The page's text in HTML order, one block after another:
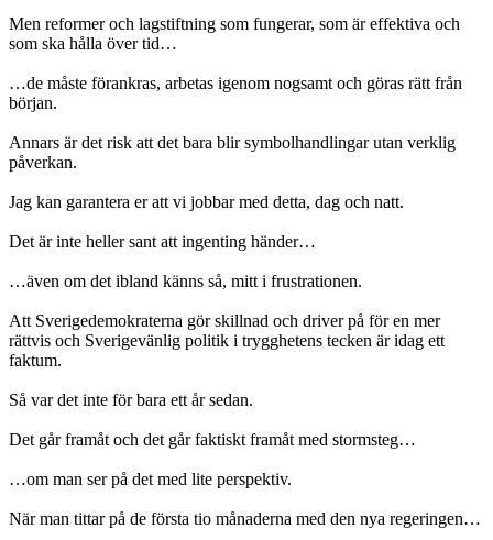
Men reformer och lagstiftning som fungerar, som är effektiva och
som ska hålla över tid…
…de måste förankras, arbetas igenom nogsamt och göras rätt från
början.
Annars är det risk att det bara blir symbolhandlingar utan verklig
påverkan.
Jag kan garantera er att vi jobbar med detta, dag och natt.
Det är inte heller sant att ingenting händer…
…även om det ibland känns så, mitt i frustrationen.
Att Sverigedemokraterna gör skillnad och driver på för en mer
rättvis och Sverigevänlig politik i trygghetens tecken är idag ett
faktum.
Så var det inte för bara ett år sedan.
Det går framåt och det går faktiskt framåt med stormsteg…
…om man ser på det med lite perspektiv.
När man tittar på de första tio månaderna med den nya regeringen…